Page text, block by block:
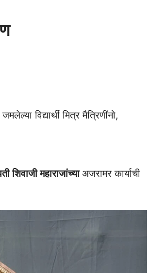
विद्यार्थी मित्र मैत्रिणींनो,
शिवाजी महाराजांच्याअजरामर कार्याची